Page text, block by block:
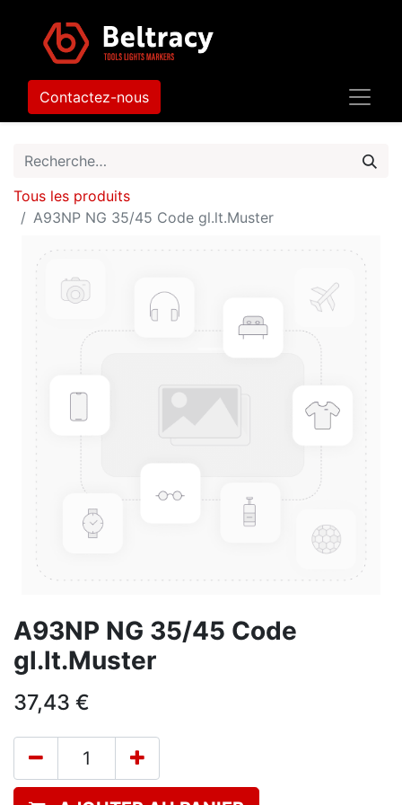
Contactez-nous
Tous les produits
A93NP NG 35/45 Code gl.lt.Muster
A93NP NG 35/45 Code
gl.lt.Muster
37,43 €